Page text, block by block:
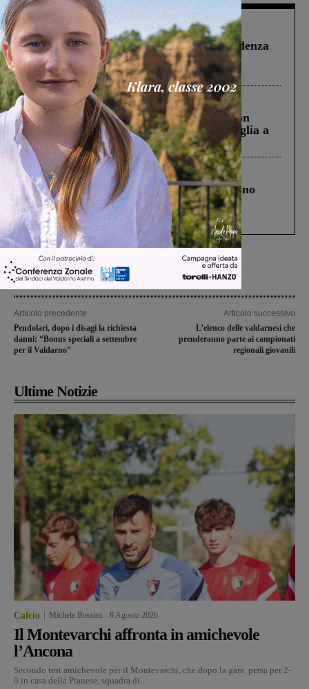
Figline Incisa Valdarno 1 Agosto 2026
Piscina di Figline finanziata oltre la scadenza
Pnrr, il gruppo di Fratelli d’Italia: “Un
ringraziamento al Governo”
Cronaca 3 Agosto 2026
Scomparso da una struttura di Castiglion
Fiorentino l’uomo che aveva ucciso la figlia a
Levane nel 2020
Cronaca 4 Agosto 2026
Un anno fa la strage in A1 in cui morirono
Gianni, Giulia e Franco. Lo schianto, il
processo, lo stop ai sorpassi fra tir....
Articolo precedente
Pendolari, dopo i disagi la richiesta
danni: “Bonus speciali a settembre
per il Valdarno”
Articolo successivo
L’elenco delle valdarnesi che
prenderanno parte ai campionati
regionali giovanili
Ultime Notizie
Calcio Michele Bossini 8 Agosto 2026
Il Montevarchi affronta in amichevole
l’Ancona
Secondo test amichevole per il Montevarchi, che dopo la gara persa per 2-
0 in casa della Pianese, squadra di...